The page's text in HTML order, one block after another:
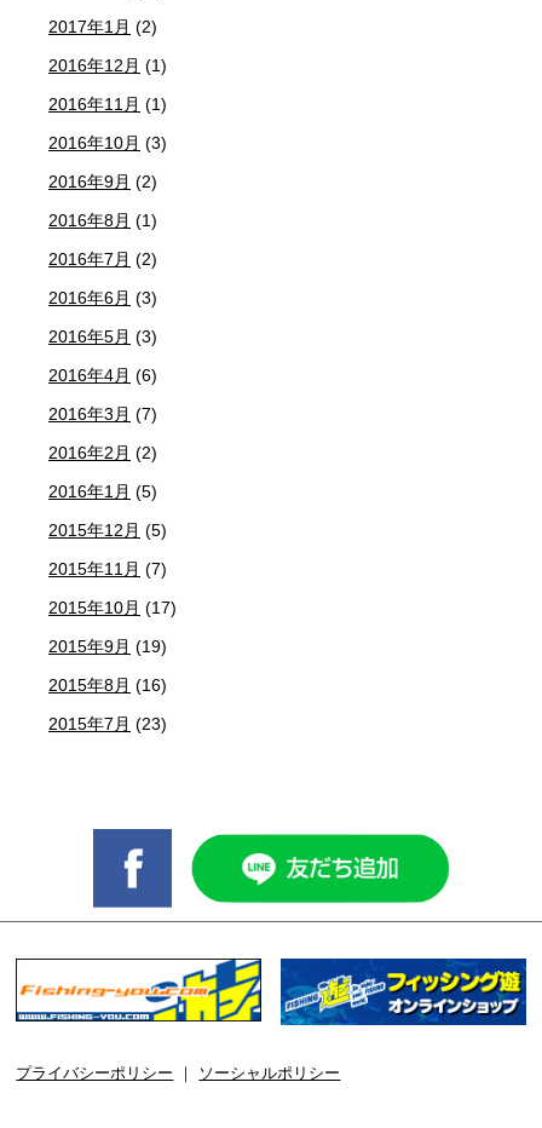
2017年1月 (2)
2016年12月 (1)
2016年11月 (1)
2016年10月 (3)
2016年9月 (2)
2016年8月 (1)
2016年7月 (2)
2016年6月 (3)
2016年5月 (3)
2016年4月 (6)
2016年3月 (7)
2016年2月 (2)
2016年1月 (5)
2015年12月 (5)
2015年11月 (7)
2015年10月 (17)
2015年9月 (19)
2015年8月 (16)
2015年7月 (23)
プライバシーポリシー ソーシャルポリシー